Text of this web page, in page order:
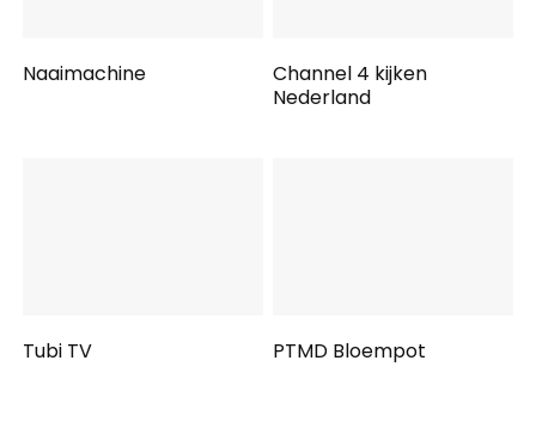
Naaimachine
Channel 4 kijken
Nederland
Tubi TV PTMD Bloempot